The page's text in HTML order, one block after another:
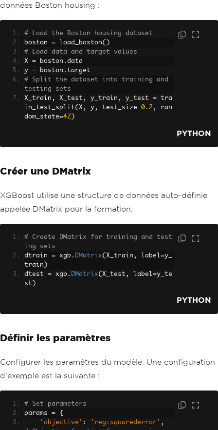
données Boston housing :
# Load the Boston housing dataset
boston = load_boston()
# Load data and target values
X = boston . data
y = boston . target
# Split the dataset into training and
testing sets
X_train , X_test , y_train , y_test = tra
in_test_split( X, y, test_size=0.2 ,
ran
dom_state=42 )
PYTHON
Créer une DMatrix
XGBoost utilise une structure de données auto-définie
appelée DMatrix pour la formation.
# Create DMatrix for training and test
ing sets
dtrain = xgb . DMatrix( X_train , label=y_
train )
dtest = xgb . DMatrix( X_test , label=y_te
st )
PYTHON
Définir les paramètres
Configurer les paramètres du modèle. Une configuration
d'exemple est la suivante :
# Set parameters
params =
{
'objective' : 'reg:squarederror' ,